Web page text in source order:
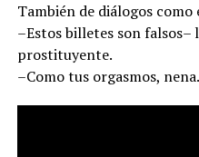
También de diálogos como
–Estos billetes son falsos–
prostituyente.
–Como tus orgasmos, nena.